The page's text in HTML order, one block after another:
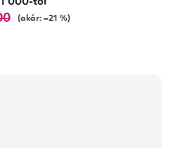
(akár: –21 %)